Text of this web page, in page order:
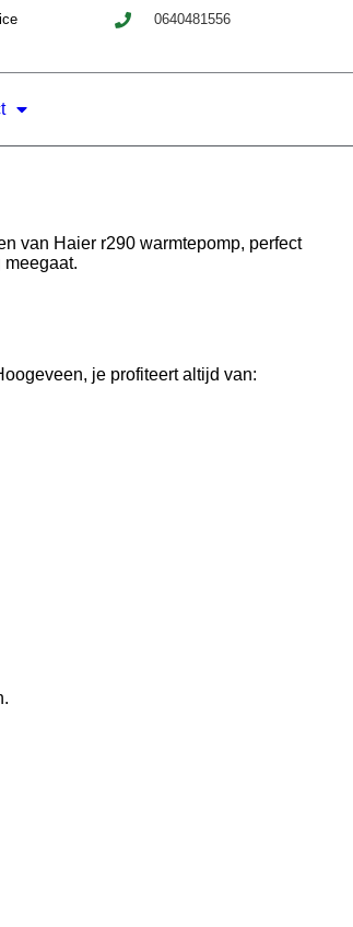
0640481556
van Haier r290 warmtepomp, perfect
je profiteert altijd van: